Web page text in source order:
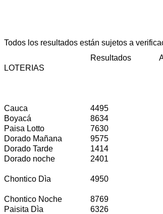
Todos los resultados están sujetos a
Resultados
LOTERIAS
Cauca
4495
Boyacá
8634
Paisa Lotto
7630
Dorado Mañana
9575
Dorado Tarde
1414
Dorado noche
2401
Chontico Dìa 4950
Chontico Noche
8769
Paisita Dìa
6326